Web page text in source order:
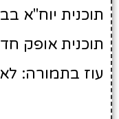
תוכנית יוח"א
תוכנית אופק
עוז בתמורה: